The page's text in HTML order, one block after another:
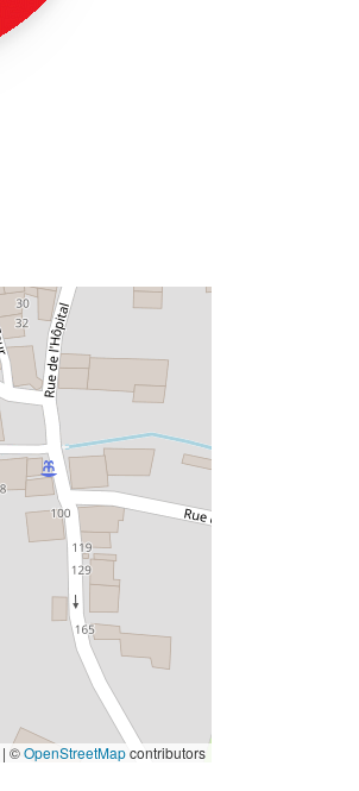
| ©OpenStreetMapcontributors